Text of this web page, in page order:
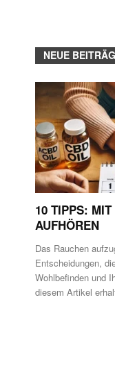
NEUE
10 TIPPS:
AUFHÖREN
Das Rauchen
Entscheidungen,
Wohlbefinden und
diesem Artikel